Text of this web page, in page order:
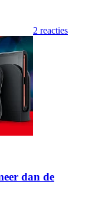
2 reacties
dan de